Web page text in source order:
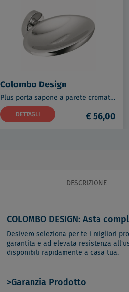
Colombo Design
Plus porta sapone a parete cromato codice prod: W49010CR
DETTAGLI € 56,00
DESCRIZIONE
COLOMBO DESIGN: Asta
Desivero seleziona per te i migliori
garantita e ad elevata resistenza
disponibili rapidamente a casa tua.
>Garanzia Prodotto